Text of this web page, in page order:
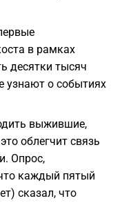
в рамках
десятки тысяч
узнают о событиях
выжившие,
облегчит связь
Опрос,
каждый пятый
сказал, что